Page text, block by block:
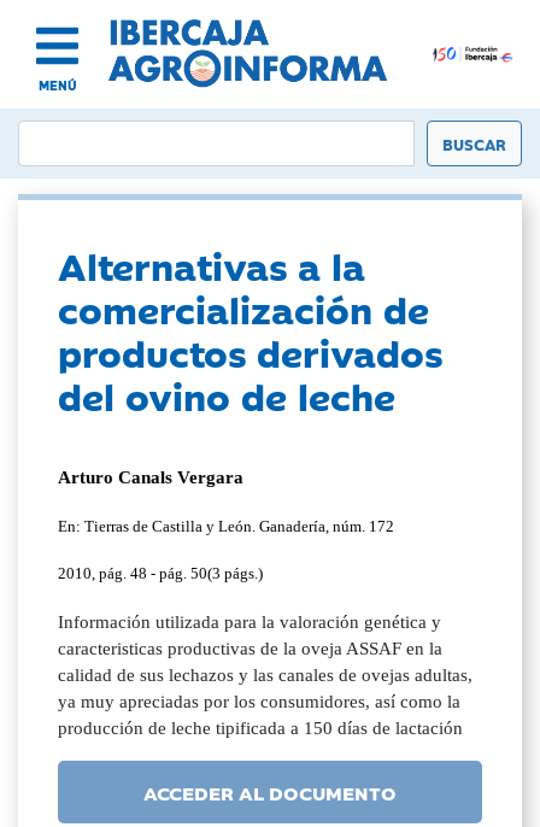
MENÚ
Alternativas a la
comercialización de
productos derivados
del ovino de leche
Arturo Canals Vergara
En: Tierras de Castilla y León. Ganadería, núm. 172
2010, pág. 48 - pág. 50(3 págs.)
Información utilizada para la valoración genética y
caracteristicas productivas de la oveja ASSAF en la
calidad de sus lechazos y las canales de ovejas adultas,
ya muy apreciadas por los consumidores, así como la
producción de leche tipificada a 150 días de lactación
ACCEDER AL DOCUMENTO